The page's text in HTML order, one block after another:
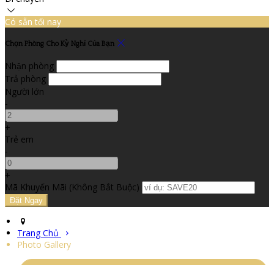
Có sẵn tối nay
Chọn Phòng Cho Kỳ Nghỉ Của Bạn
Nhận phòng
Trả phòng
Người lớn
-
+
Trẻ em
-
+
Mã Khuyến Mãi (Không Bắt Buộc)
Trang Chủ
Photo Gallery